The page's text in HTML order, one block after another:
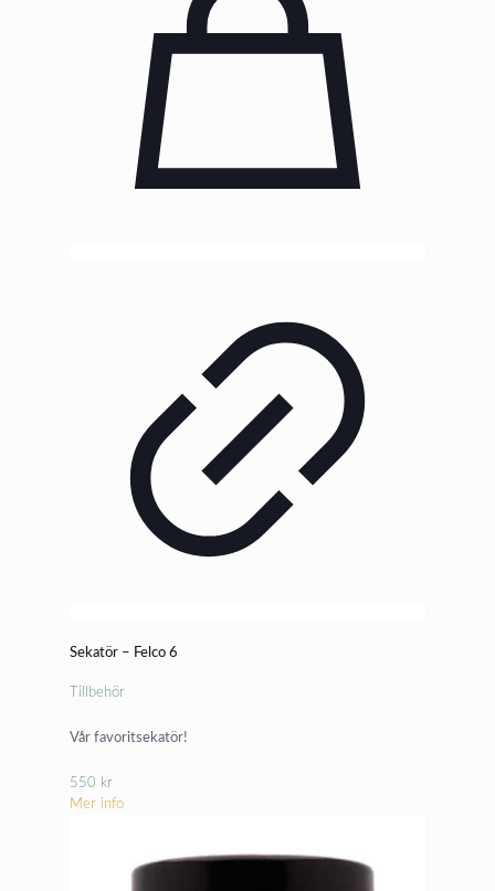
Sekatör – Felco 6
Tillbehör
Vår favoritsekatör!
550 kr
Mer info